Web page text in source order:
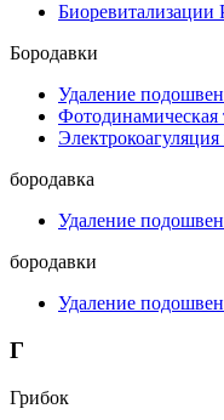
Биоревитализации
Бородавки
Удаление
Фотодинамическая
бородавка
Удаление
бородавки
Удаление
Г
Грибок